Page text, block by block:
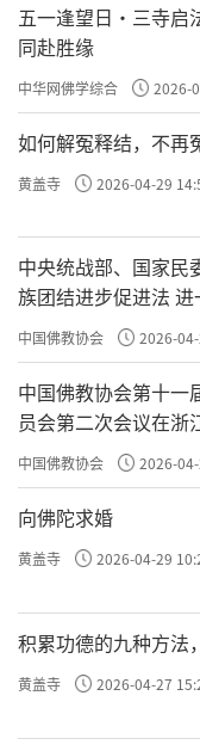
五一逢望日・三寺启
同赴胜缘
中华网佛学综合 2026-
如何解冤释结，不再
黄盖寺 2026-04-29
中央统战部、国家民
族团结进步促进法
聚力向心力
中国佛教协会 2026-
中国佛教协会第十一
员会第二次会议在浙
中国佛教协会 2026-
向佛陀求婚
黄盖寺 2026-04-29
积累功德的九种方法
黄盖寺 2026-04-27